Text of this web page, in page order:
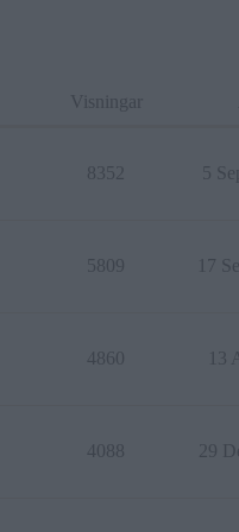
Visningar
8352 5
5809 17
4860 13
4088 29